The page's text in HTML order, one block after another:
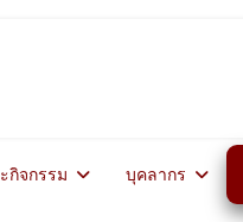
กิจกรรม บุคลากร